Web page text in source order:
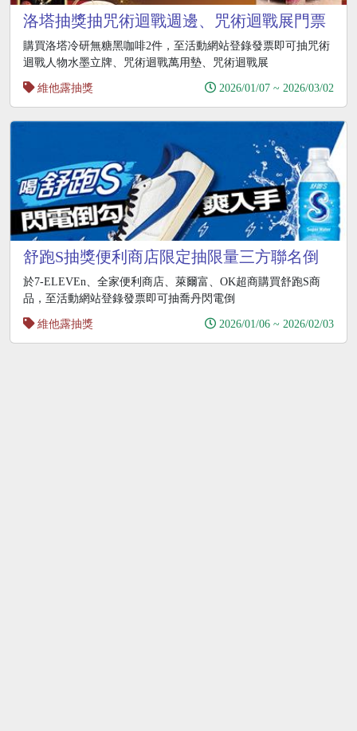
洛塔抽獎抽咒術迴戰週邊、咒術迴戰展門票
購買洛塔冷研無糖黑咖啡2件，至活動網站登錄發票即可抽咒術
迴戰人物水墨立牌、咒術迴戰萬用墊、咒術迴戰展
維他露抽獎
2026/01/07 ~ 2026/03/02
舒跑S抽獎便利商店限定抽限量三方聯名倒
勾籃球鞋
於7-ELEVEn、全家便利商店、萊爾富、OK超商購買舒跑S商
品，至活動網站登錄發票即可抽喬丹閃電倒
維他露抽獎
2026/01/06 ~ 2026/02/03